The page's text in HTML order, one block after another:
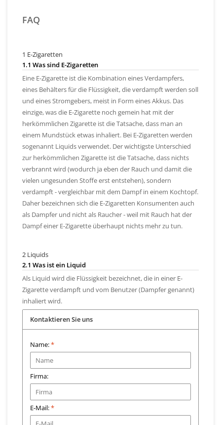
FAQ
1 E-Zigaretten
1.1 Was sind E-Zigaretten
Eine E-Zigarette ist die Kombination eines Verdampfers,
eines Behälters für die Flüssigkeit, die verdampft werden soll
und eines Stromgebers, meist in Form eines Akkus. Das
einzige, was die E-Zigarette noch gemein hat mit der
herkömmlichen Zigarette ist die Tatsache, dass man an
einem Mundstück etwas inhaliert. Bei E-Zigaretten werden
sogenannt Liquids verwendet. Der wichtigste Unterschied
zur herkömmlichen Zigarette ist die Tatsache, dass nichts
verbrannt wird (wodurch ja eben der Rauch und damit die
vielen ungesunden Stoffe erst entstehen), sondern
verdampft - vergleichbar mit dem Dampf in einem Kochtopf.
Daher bezeichnen sich die E-Zigaretten Konsumenten auch
als Dampfer und nicht als Raucher - weil mit Rauch hat der
Dampf einer E-Zigarette überhaupt nichts mehr zu tun.
2 Liquids
2.1 Was ist ein Liquid
Als Liquid wird die Flüssigkeit bezeichnet, die in einer E-
Zigarette verdampft und vom Benutzer (Dampfer genannt)
inhaliert wird.
Kontaktieren Sie uns
Name:*
Firma:
E-Mail:*